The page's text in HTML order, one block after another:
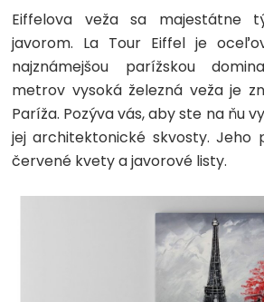
Eiffelova veža sa majestátne
javorom. La Tour Eiffel je
najznámejšou parížskou
metrov vysoká železná veža je
Paríža. Pozýva vás, aby ste na ňu
jej architektonické skvosty. Jeho
červené kvety a javorové listy.